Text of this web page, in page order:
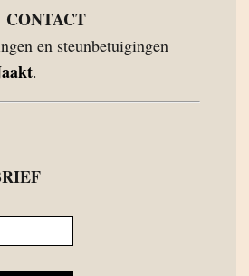
CONTACT
en steunbetuigingen
.